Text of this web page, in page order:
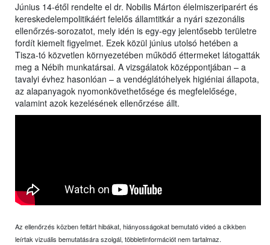
Június 14-étől rendelte el dr. Nobilis Márton élelmiszeriparért és
kereskedelempolitikáért felelős államtitkár a nyári szezonális
ellenőrzés-sorozatot, mely idén is egy-egy jelentősebb területre
fordít kiemelt figyelmet. Ezek közül június utolsó hetében a
Tisza-tó közvetlen környezetében működő éttermeket látogatták
meg a Nébih munkatársai. A vizsgálatok középpontjában – a
tavalyi évhez hasonlóan – a vendéglátóhelyek higiéniai állapota,
az alapanyagok nyomonkövethetősége és megfelelősége,
valamint azok kezelésének ellenőrzése állt.
Az ellenőrzés közben feltárt hibákat, hiányosságokat bemutató videó a cikkben
leírtak vizuális bemutatására szolgál, többletinformációt nem tartalmaz.